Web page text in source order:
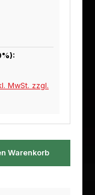
%):
MwSt. zzgl.
Warenkorb